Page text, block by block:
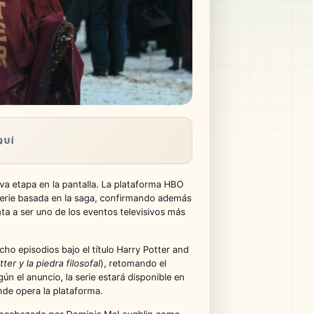
etapa en la pantalla. La plataforma HBO
basada en la saga, confirmando además
a ser uno de los eventos televisivos más
episodios bajo el título Harry Potter and
y la piedra filosofal), retomando el
el anuncio, la serie estará disponible en
opera la plataforma.